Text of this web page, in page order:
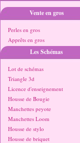
Vente en gros
Perles en gros
Apprêts en gros
Les Schémas
Lot de schémas
Triangle 3d
Licence d'enseignement
Housse de Bougie
Manchettes peyote
Manchettes Loom
Housse de stylo
Housse de briquet